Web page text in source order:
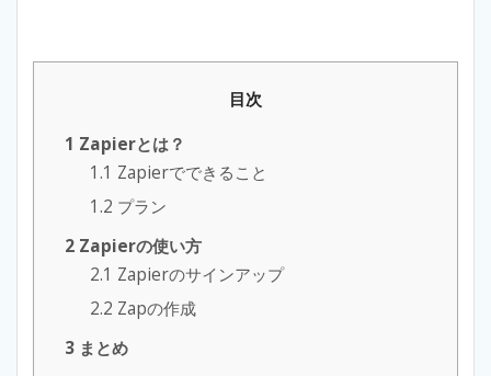
目次
1 Zapierとは？
1.1 Zapierでできること
1.2 プラン
2 Zapierの使い方
2.1 Zapierのサインアップ
2.2 Zapの作成
3 まとめ